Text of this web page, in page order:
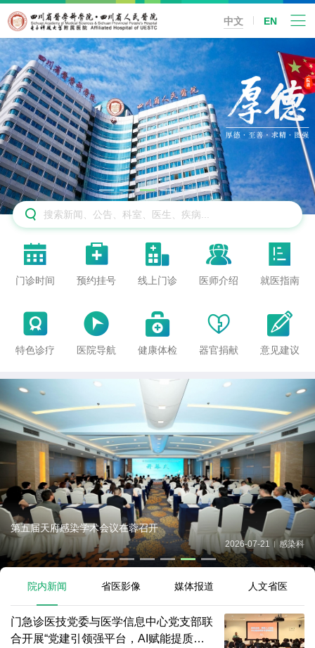
中文 EN


门诊时间

预约挂号

线上门诊

医师介绍

就医指南

特色诊疗

医院导航

健康体检

器官捐献

意见建议
21 | 感染科
二十年如一日、守护高龄患者的健康，老年综合科
进“桑...
2026-07-20 |
院内新闻 省医影像 媒体报道 人文省医
门急诊医技党委与医学信息中心党支部联
合开展“党建引领强平台，AI赋能提质